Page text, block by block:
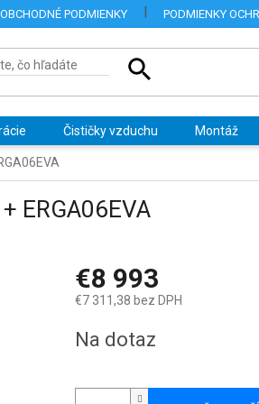
OBCHODNÉ PODMIENKY PODMIENKY
Čističky vzduchu Montáž
ERGA06EVA
€8 993
€7 311,38 bez DPH
cena:
Na dotaz